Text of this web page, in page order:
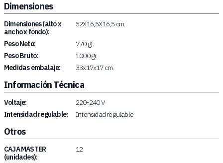
Dimensiones
Dimensiones (alto x
ancho x fondo):
52X16,5X16,5 cm.
Peso Neto:
770 gr.
Peso Bruto:
1000 gr.
Medidas embalaje:
33x17x17 cm.
Información Técnica
Voltaje:
220-240 V
Intensidad regulable:
Intensidad regulable
Otros
CAJA MASTER
(unidades):
12